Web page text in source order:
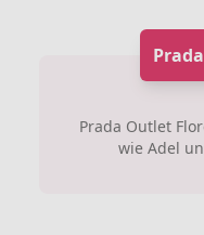
Prada Outlet
wie Adel